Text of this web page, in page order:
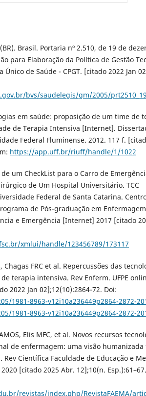
Brasil. Portaria nº 2.510, de 19 de
para Elaboração da Política de Gestão
Único de Saúde - CPGT. [citado 2022 Jan
bvs/saudelegis/gm/2005/
em saúde: proposição de um time de
de Terapia Intensiva [Internet].
Federal Fluminense. 2012. 117 f.
https://app.uff.br/riuff/handle/1/1022
um CheckList para o Carro de
de Um Hospital Universitário. TCC
Federal de Santa Catarina.
de Pós-graduação em
e Emergência [Internet] 2017 [citado
xmlui/handle/123456789/173117
Chagas FRC et al. Repercussões das
terapia intensiva. Rev Enferm. UFPE
2022 Jan 02];12(10):2864-72. Doi:
1981-8963-v12i10a236449p2864-2872-
1981-8963-v12i10a236449p2864-2872-
Elis MFC, et al. Novos recursos
de enfermagem: uma visão
Rev Científica Faculdade de Educação e
[citado 2025 Abr. 12];10(n. Esp.):61–67.
revistas/index.php/RevistaFAEMA/